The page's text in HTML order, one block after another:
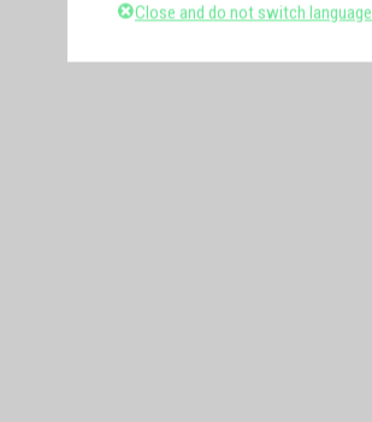
Close and do not switch language